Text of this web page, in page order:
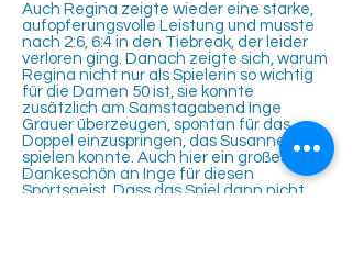
Auch Regina zeigte wieder eine starke,
aufopferungsvolle Leistung und musste
nach 2:6, 6:4 in den Tiebreak, der leider
verloren ging. Danach zeigte sich, warum
Regina nicht nur als Spielerin so wichtig
für die Damen 50 ist, sie konnte
zusätzlich am Samstagabend Inge
Grauer überzeugen, spontan für das
Doppel einzuspringen, das Susanne nicht
spielen konnte. Auch hier ein großes
Dankeschön an Inge für diesen
Sportsgeist. Dass das Spiel dann nicht